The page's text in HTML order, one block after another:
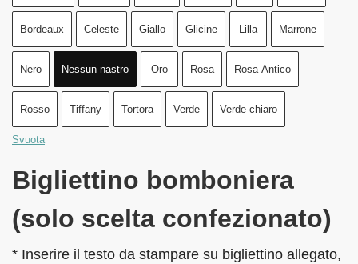
Bordeaux Celeste Giallo Glicine Lilla Marrone
Nero Nessun nastro Oro Rosa Rosa Antico
Rosso Tiffany Tortora Verde Verde chiaro
Svuota
Bigliettino bomboniera
(solo scelta confezionato)
* Inserire il testo da stampare su bigliettino allegato,